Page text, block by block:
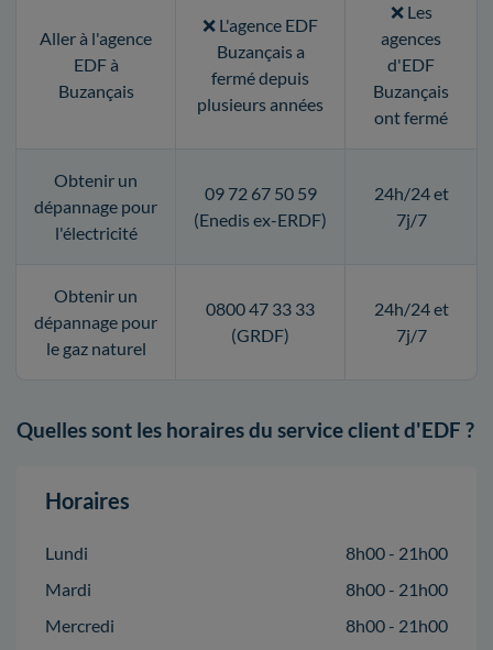
Aller à l'agence
EDF à
Buzançais
❌ L'agence EDF
Buzançais a
fermé depuis
plusieurs années
❌ Les
agences
d'EDF
Buzançais
ont fermé
Obtenir un
dépannage pour
l'électricité
09 72 67 50 59
(Enedis ex-ERDF)
24h/24 et
7j/7
Obtenir un
dépannage pour
le gaz naturel
0800 47 33 33
(GRDF)
24h/24 et
7j/7
Quelles sont les horaires du service client d'EDF ?
Horaires
Lundi
8h00 - 21h00
Mardi
8h00 - 21h00
Mercredi
8h00 - 21h00